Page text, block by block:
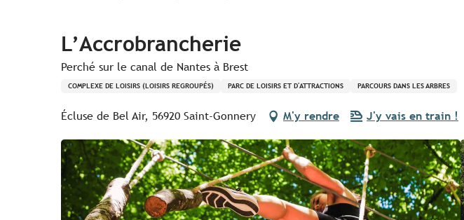
L’Accrobrancherie
Perché sur le canal de Nantes à Brest
COMPLEXE DE LOISIRS (LOISIRS REGROUPÉS) PARC DE LOISIRS ET D'ATTRACTIONS PARCOURS DANS LES ARBRES
Écluse de Bel Air, 56920 Saint-Gonnery M'y rendre J'y vais en train !